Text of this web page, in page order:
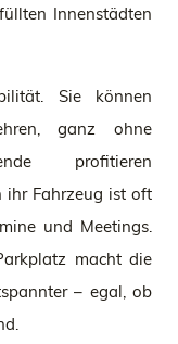
Innenstädten
Sie können
ganz ohne
profitieren
ihr Fahrzeug ist oft
und Meetings.
macht die
– egal, ob